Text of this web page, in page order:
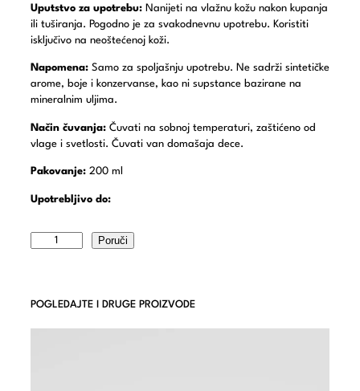
Uputstvo za upotrebu: Nanijeti na vlažnu kožu nakon kupanja
ili tuširanja. Pogodno je za svakodnevnu upotrebu. Koristiti
isključivo na neoštećenoj koži.
Napomena: Samo za spoljašnju upotrebu. Ne sadrži sintetičke
arome, boje i konzervanse, kao ni supstance bazirane na
mineralnim uljima.
Način čuvanja: Čuvati na sobnoj temperaturi, zaštićeno od
vlage i svetlosti. Čuvati van domašaja dece.
Pakovanje: 200 ml
Upotrebljivo do:
Poruči
POGLEDAJTE I DRUGE PROIZVODE